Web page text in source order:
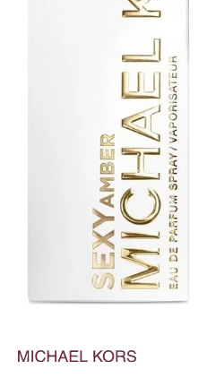
Scopri i prodotti Michael Kors